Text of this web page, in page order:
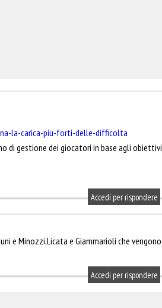
la-carica-piu-forti-delle-difficolta
di gestione dei giocatori in base agli obiettivi
Accedi per rispondere
e Minozzi,Licata e Giammarioli che vengono
Accedi per rispondere